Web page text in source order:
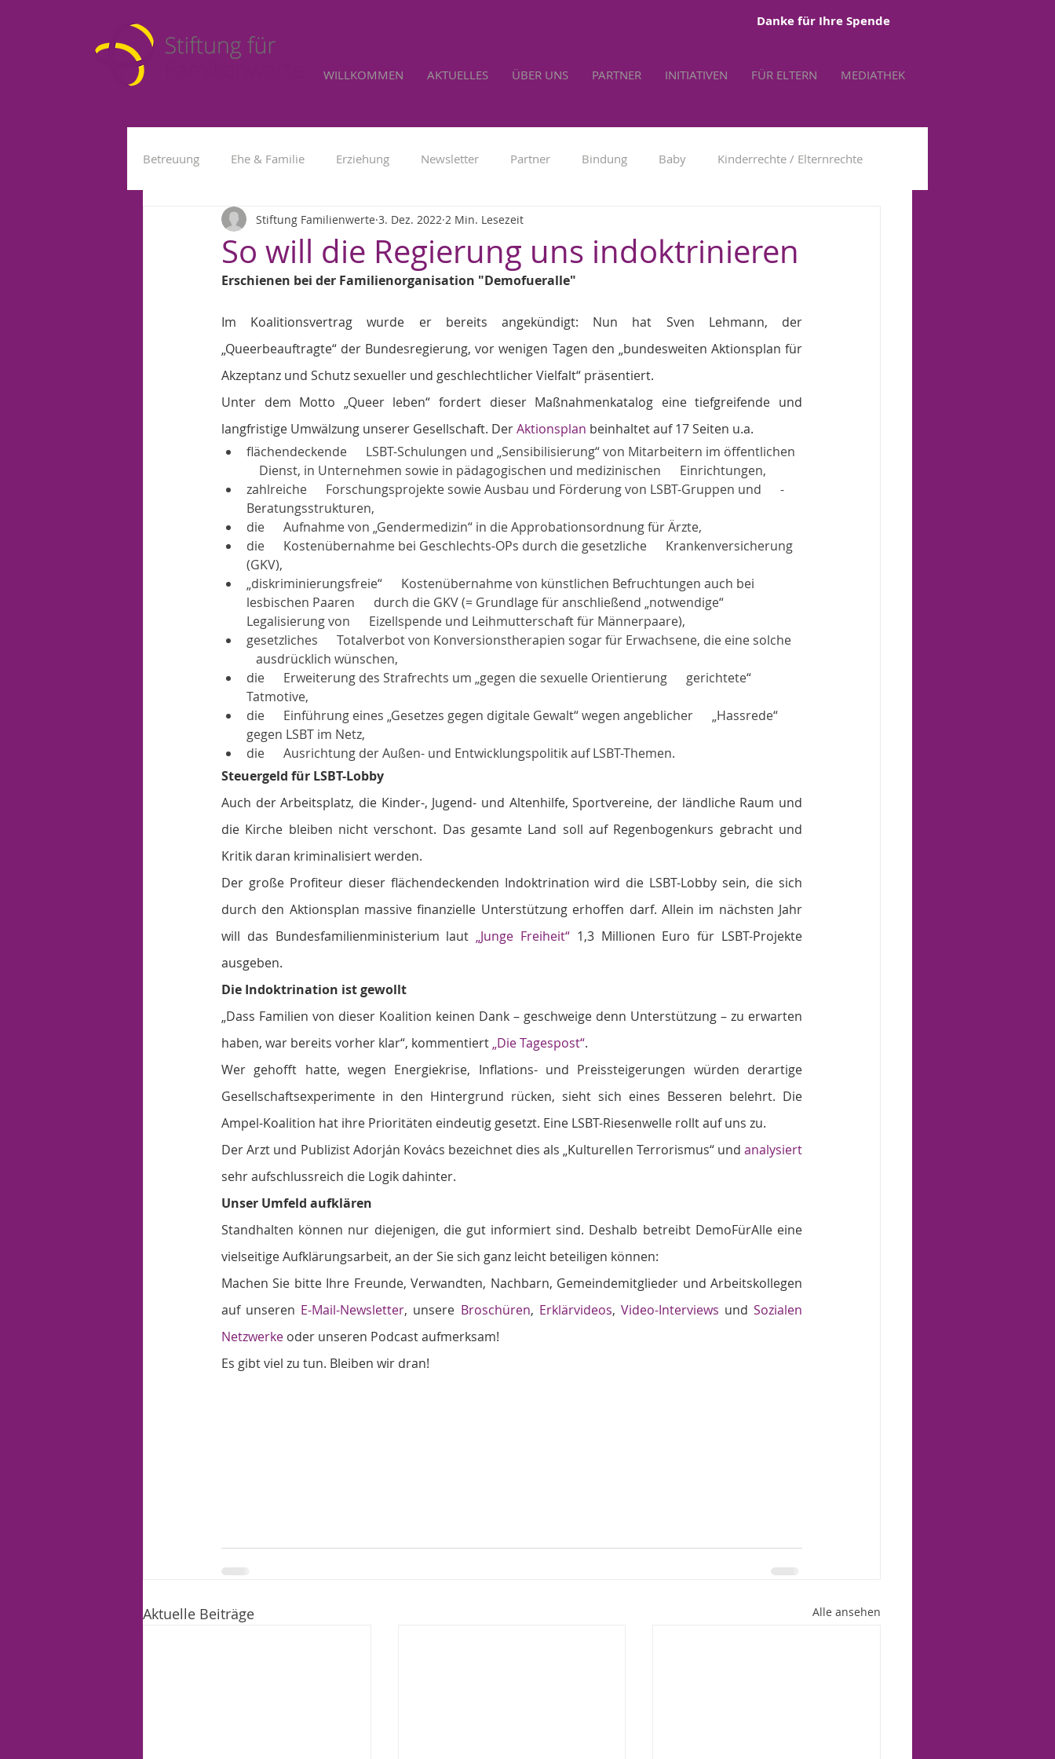
Danke für Ihre Spende
WILLKOMMEN AKTUELLES ÜBER UNS PARTNER INITIATIVEN FÜR ELTERN MEDIATHEK
Betreuung Ehe & Familie Erziehung Newsletter Partner Bindung Baby Kinderrechte / Elternrechte
Kleinkind Fremdbetreuung Familienpolitik Werbung
So will die Regierung uns indoktrinieren
Stiftung Familienwerte 3. Dez. 2022 2 Min. Lesezeit
Erschienen bei der Familienorganisation "Demofueralle"
Im Koalitionsvertrag wurde er bereits angekündigt: Nun hat Sven Lehmann, der
„Queerbeauftragte“ der Bundesregierung, vor wenigen Tagen den „bundesweiten Aktionsplan für
Akzeptanz und Schutz sexueller und geschlechtlicher Vielfalt“ präsentiert.
Unter dem Motto „Queer leben“ fordert dieser Maßnahmenkatalog eine tiefgreifende und
langfristige Umwälzung unserer Gesellschaft. Der Aktionsplan beinhaltet auf 17 Seiten u.a.
flächendeckende      LSBT-Schulungen und „Sensibilisierung“ von Mitarbeitern im öffentlichen
    Dienst, in Unternehmen sowie in pädagogischen und medizinischen      Einrichtungen,
zahlreiche      Forschungsprojekte sowie Ausbau und Förderung von LSBT-Gruppen und      -
Beratungsstrukturen,
die      Aufnahme von „Gendermedizin“ in die Approbationsordnung für Ärzte,
die      Kostenübernahme bei Geschlechts-OPs durch die gesetzliche      Krankenversicherung
(GKV),
„diskriminierungsfreie“      Kostenübernahme von künstlichen Befruchtungen auch bei
lesbischen Paaren      durch die GKV (= Grundlage für anschließend „notwendige“
Legalisierung von      Eizellspende und Leihmutterschaft für Männerpaare),
gesetzliches      Totalverbot von Konversionstherapien sogar für Erwachsene, die eine solche
   ausdrücklich wünschen,
die      Erweiterung des Strafrechts um „gegen die sexuelle Orientierung      gerichtete“
Tatmotive,
die      Einführung eines „Gesetzes gegen digitale Gewalt“ wegen angeblicher      „Hassrede“
gegen LSBT im Netz,
die      Ausrichtung der Außen- und Entwicklungspolitik auf LSBT-Themen.
Steuergeld für LSBT-Lobby
Auch der Arbeitsplatz, die Kinder-, Jugend- und Altenhilfe, Sportvereine, der ländliche Raum und
die Kirche bleiben nicht verschont. Das gesamte Land soll auf Regenbogenkurs gebracht und
Kritik daran kriminalisiert werden.
Der große Profiteur dieser flächendeckenden Indoktrination wird die LSBT-Lobby sein, die sich
durch den Aktionsplan massive finanzielle Unterstützung erhoffen darf. Allein im nächsten Jahr
will das Bundesfamilienministerium laut „Junge Freiheit“ 1,3 Millionen Euro für LSBT-Projekte
ausgeben.
Die Indoktrination ist gewollt
„Dass Familien von dieser Koalition keinen Dank – geschweige denn Unterstützung – zu erwarten
haben, war bereits vorher klar“, kommentiert „Die Tagespost“.
Wer gehofft hatte, wegen Energiekrise, Inflations- und Preissteigerungen würden derartige
Gesellschaftsexperimente in den Hintergrund rücken, sieht sich eines Besseren belehrt. Die
Ampel-Koalition hat ihre Prioritäten eindeutig gesetzt. Eine LSBT-Riesenwelle rollt auf uns zu.
Der Arzt und Publizist Adorján Kovács bezeichnet dies als „Kulturellen Terrorismus“ und analysiert
sehr aufschlussreich die Logik dahinter.
Unser Umfeld aufklären
Standhalten können nur diejenigen, die gut informiert sind. Deshalb betreibt DemoFürAlle eine
vielseitige Aufklärungsarbeit, an der Sie sich ganz leicht beteiligen können:
Machen Sie bitte Ihre Freunde, Verwandten, Nachbarn, Gemeindemitglieder und Arbeitskollegen
auf unseren E-Mail-Newsletter, unsere Broschüren, Erklärvideos, Video-Interviews und Sozialen
Netzwerke oder unseren Podcast aufmerksam!
Es gibt viel zu tun. Bleiben wir dran!
Aktuelle Beiträge Alle ansehen